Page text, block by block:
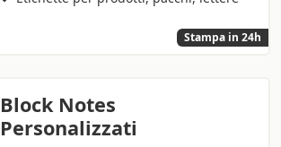
Stampa in 24h
Block Notes
Personalizzati